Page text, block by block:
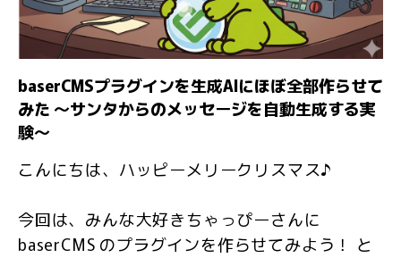
baserCMSプラグインを生成AIにほぼ全部作らせて
みた 〜サンタからのメッセージを自動生成する実
験〜
こんにちは、ハッピーメリークリスマス♪
今回は、みんな大好きちゃっぴーさんに
baserCMS のプラグインを作らせてみよう！ と